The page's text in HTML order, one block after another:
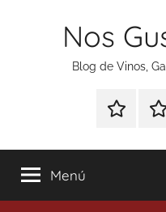
Nos
Blog de Vinos,
Especial
Tonics
Menú